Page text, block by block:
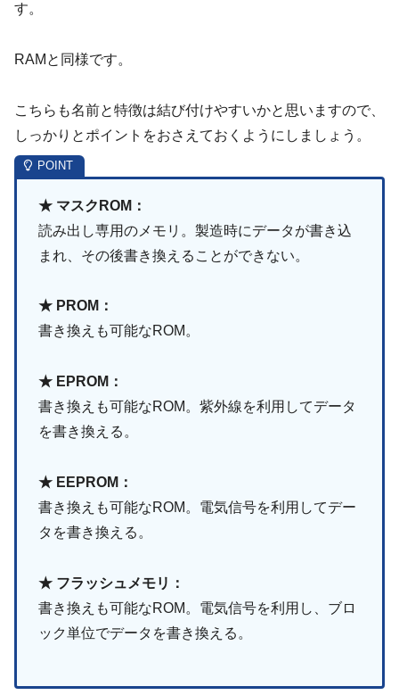
す。
RAMと同様です。
こちらも名前と特徴は結び付けやすいかと思いますので、
しっかりとポイントをおさえておくようにしましょう。
★ マスクROM：
読み出し専用のメモリ。製造時にデータが書き込
まれ、その後書き換えることができない。
★ PROM：
書き換えも可能なROM。
★ EPROM：
書き換えも可能なROM。紫外線を利用してデータ
を書き換える。
★ EEPROM：
書き換えも可能なROM。電気信号を利用してデー
タを書き換える。
★ フラッシュメモリ：
書き換えも可能なROM。電気信号を利用し、ブロ
ック単位でデータを書き換える。